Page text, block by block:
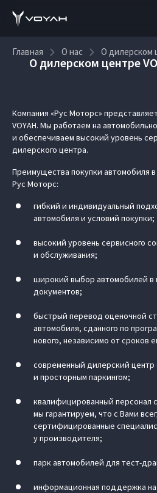
Главная О нас О дилерском
О дилерском центре
Компания «Рус Моторс»
VOYAH. Мы работаем на
и обеспечиваем высокий уровень
дилерского центра.
Преимущества покупки автомобиля
Рус Моторс:
гибкий и индивидуальный
автомобиля и условий покупки;
высокий уровень сервисного
и обслуживания;
широкий выбор автомобилей в
документов;
быстрый перевод оценочной
автомобиля, сданного по
нового, независимо от сроков
современный дилерский центр
и просторным паркингом;
квалифицированный персонал
мы гарантируем, что с Вами
сертифицированные
у производителя;
парк автомобилей для тест-
информационная поддержка